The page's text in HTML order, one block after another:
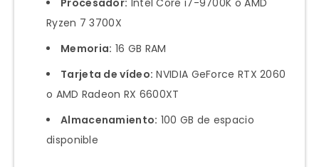
Ryzen 7 3700X
Memoria: 16 GB RAM
Tarjeta de vídeo: NVIDIA GeForce RTX 2060
o AMD Radeon RX 6600XT
Almacenamiento: 100 GB de espacio
disponible